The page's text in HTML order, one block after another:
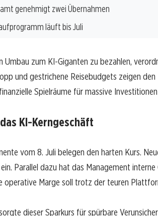
genehmigt zwei Übernahmen
läuft bis Juli
Umbau zum KI-Giganten zu bezahlen,
und gestrichene Reisebudgets zeigen
Spielräume für massive
KI-Kerngeschäft
vom 8. Juli belegen den harten Kurs.
Parallel dazu hat das Management
operative Marge soll trotz der teuren
dieser Sparkurs für spürbare